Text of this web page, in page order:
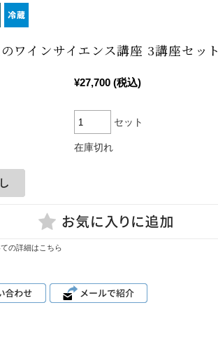
ワインサイエンス講座 3講座セット
¥27,700 (税込)
セット
在庫切れ
の詳細はこちら